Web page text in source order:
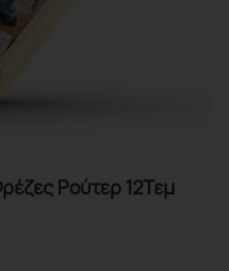
Ρούτερ 12Τεμ